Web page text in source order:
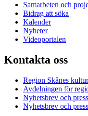
Samarbeten och
Bidrag att söka
Kalender
Nyheter
Videoportalen
Kontakta oss
Region Skånes
Avdelningen för
Nyhetsbrev och
Nyhetsbrev och